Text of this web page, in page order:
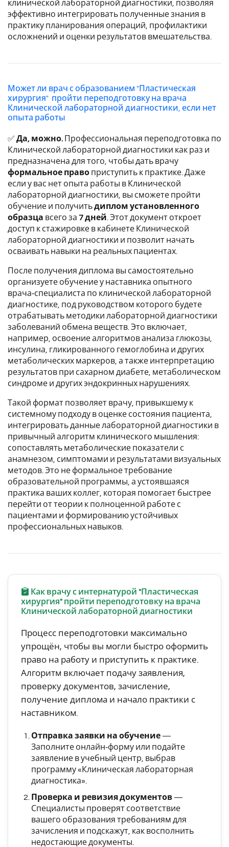
клинической лабораторной диагностики, позволяя
эффективно интегрировать полученные знания в
практику планирования операций, профилактики
осложнений и оценки результатов вмешательства.
Может ли врач с образованием "Пластическая
хирургия" пройти переподготовку на врача
Клинической лабораторной диагностики, если нет
опыта работы
✅ Да, можно. Профессиональная переподготовка по
Клинической лабораторной диагностики как раз и
предназначена для того, чтобы дать врачу
формальное право приступить к практике. Даже
если у вас нет опыта работы в Клинической
лабораторной диагностики, вы сможете пройти
обучение и получитьдиплом установленного
образца всего за 7 дней . Этот документ откроет
доступ к стажировке в кабинете Клинической
лабораторной диагностики и позволит начать
осваивать навыки на реальных пациентах.
После получения диплома вы самостоятельно
организуете обучение у наставника опытного
врача‑специалиста по клинической лабораторной
диагностике, под руководством которого будете
отрабатывать методики лабораторной диагностики
заболеваний обмена веществ. Это включает,
например, освоение алгоритмов анализа глюкозы,
инсулина, гликированного гемоглобина и других
метаболических маркеров, а также интерпретацию
результатов при сахарном диабете, метаболическом
синдроме и других эндокринных нарушениях.
Такой формат позволяет врачу, привыкшему к
системному подходу в оценке состояния пациента,
интегрировать данные лабораторной диагностики в
привычный алгоритм клинического мышления:
сопоставлять метаболические показатели с
анамнезом, симптомами и результатами визуальных
методов. Это не формальное требование
образовательной программы, а устоявшаяся
практика ваших коллег, которая помогает быстрее
перейти от теории к полноценной работе с
пациентами и формированию устойчивых
профессиональных навыков.
Как врачу с интернатурой "Пластическая
хирургия" пройти переподготовку на врача
Клинической лабораторной диагностики
Процесс переподготовки максимально
упрощён, чтобы вы могли быстро оформить
право на работу и приступить к практике.
Алгоритм включает подачу заявления,
проверку документов, зачисление,
получение диплома и начало практики с
наставником.
Отправка заявки на обучение—
Заполните онлайн‑форму или подайте
заявление в учебный центр, выбрав
программу «Клиническая лабораторная
диагностика».
Проверка и ревизия документов—
Специалисты проверят соответствие
вашего образования требованиям для
зачисления и подскажут, как восполнить
недостающие документы.